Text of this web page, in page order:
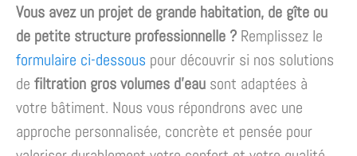
Vous avez un projet de grande habitation, de gîte ou
de petite structure professionnelle ? Remplissez le
formulaire ci-dessous pour découvrir si nos solutions
de filtration gros volumes d’eau sont adaptées à
votre bâtiment. Nous vous répondrons avec une
approche personnalisée, concrète et pensée pour